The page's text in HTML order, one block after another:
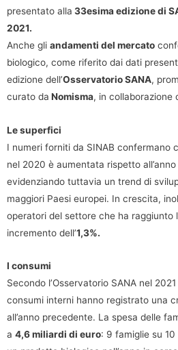
presentato alla 33esima edizione di
2021.
Anche gli andamenti del mercato
biologico, come riferito dai dati
edizione dell’Osservatorio SANA,
curato da Nomisma, in collaborazione
Le superfici
I numeri forniti da SINAB confermano
nel 2020 è aumentata rispetto
evidenziando tuttavia un trend di
maggiori Paesi europei. In crescita,
operatori del settore che ha raggiunto
incremento dell’1,3%.
I consumi
Secondo l’Osservatorio SANA nel
consumi interni hanno registrato una
all’anno precedente. La spesa delle
a 4,6 miliardi di euro: 9 famiglie su